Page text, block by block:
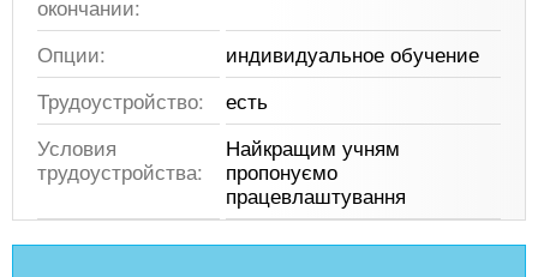
окончании:
Опции:
индивидуальное обучение
Трудоустройство:
есть
Условия
трудоустройства:
Найкращим учням
пропонуємо
працевлаштування